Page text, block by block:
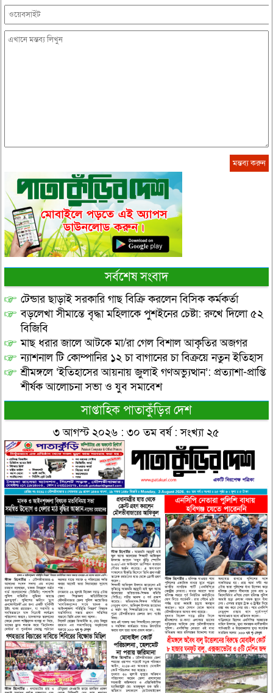
সর্বশেষ সংবাদ
টেন্ডার ছাড়াই সরকারি গাছ বিক্রি করলেন বিসিক কর্মকর্তা
বড়লেখা সীমান্তে বৃদ্ধা মহিলাকে পুশইনের চেষ্টা: রুখে দিলো ৫২
বিজিবি
মাছ ধরার জালে আটকে মা/রা গেল বিশাল আকৃতির অজগর
ন্যাশনাল টি কোম্পানির ১২ চা বাগানের চা বিক্রয়ে নতুন ইতিহাস
শ্রীমঙ্গলে ‘ইতিহাসের আয়নায় জুলাই গণঅভ্যুত্থান’: প্রত্যাশা-প্রাপ্তি
শীর্ষক আলোচনা সভা ও যুব সমাবেশ
সাপ্তাহিক পাতাকুঁড়ির দেশ
৩ আগস্ট ২০২৬ : ৩০ তম বর্ষ : সংখ্যা ২৫